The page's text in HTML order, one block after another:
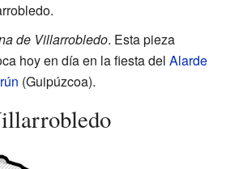
de Villarrobledo. Esta pieza
hoy en día en la fiesta del Alarde
(Guipúzcoa).